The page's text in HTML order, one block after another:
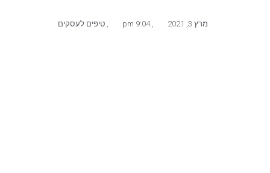
מרץ 3, 2021 9:04 pm טיפים לעסקים